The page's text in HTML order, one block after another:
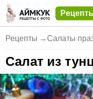
Рецепты → Салаты
Салат из